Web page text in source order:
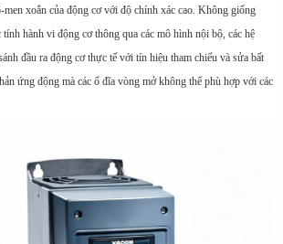
xoắn của động cơ với độ chính xác cao. Không giống
hành vi động cơ thông qua các mô hình nội bộ, các hệ
đầu ra động cơ thực tế với tín hiệu tham chiếu và sửa bất
ứng động mà các ổ đĩa vòng mở không thể phù hợp với các